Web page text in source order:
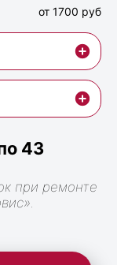
от 1700 руб
43
при ремонте